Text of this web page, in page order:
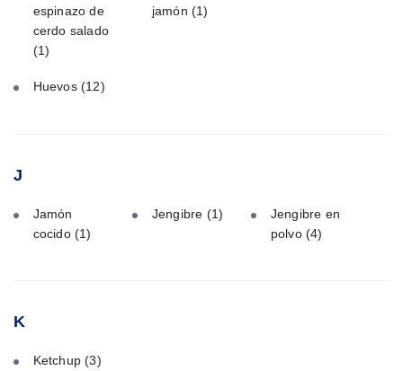
espinazo de
cerdo salado
(1)
jamón (1)
Huevos (12)
J
Jamón
cocido (1)
Jengibre (1)
Jengibre en
polvo(4)
K
Ketchup(3)